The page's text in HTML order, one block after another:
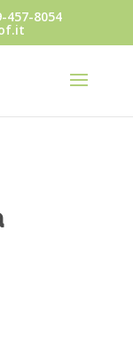
457-8054